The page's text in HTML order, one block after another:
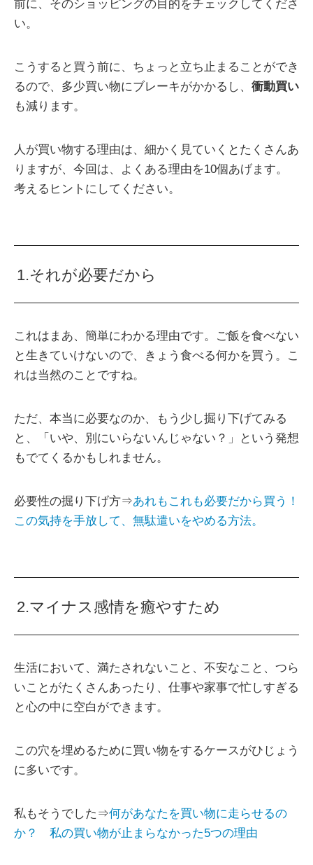
前に、そのショッピングの目的をチェックしてくださ
い。
こうすると買う前に、ちょっと立ち止まることができ
るので、多少買い物にブレーキがかかるし、 衝動買い
も減ります。
人が買い物する理由は、細かく見ていくとたくさんあ
りますが、今回は、よくある理由を10個あげます。
考えるヒントにしてください。
1.それが必要だから
これはまあ、簡単にわかる理由です。ご飯を食べない
と生きていけないので、きょう食べる何かを買う。こ
れは当然のことですね。
ただ、本当に必要なのか、もう少し掘り下げてみる
と、「いや、別にいらないんじゃない？」という発想
もでてくるかもしれません。
必要性の掘り下げ方⇒あれもこれも必要だから買う！
この気持を手放して、無駄遣いをやめる方法。
2.マイナス感情を癒やすため
生活において、満たされないこと、不安なこと、つら
いことがたくさんあったり、仕事や家事で忙しすぎる
と心の中に空白ができます。
この穴を埋めるために買い物をするケースがひじょう
に多いです。
私もそうでした⇒何があなたを買い物に走らせるの
か？ 私の買い物が止まらなかった5つの理由